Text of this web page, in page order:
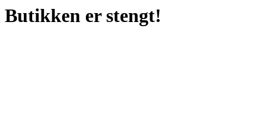
Butikken er stengt!